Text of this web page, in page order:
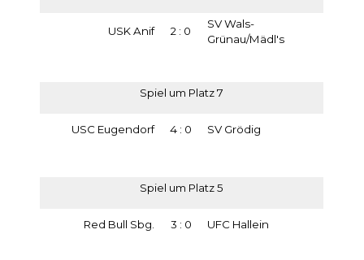
USK Anif 2 : 0
SV Wals-
Grünau/Mädl's
Spiel um Platz 7
USC Eugendorf 4 : 0 SV Grödig
Spiel um Platz 5
Red Bull Sbg. 3 : 0 UFC Hallein